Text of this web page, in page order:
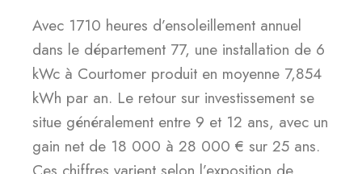
Avec 1710 heures d’ensoleillement annuel
dans le département 77, une installation de 6
kWc à Courtomer produit en moyenne 7,854
kWh par an. Le retour sur investissement se
situe généralement entre 9 et 12 ans, avec un
gain net de 18 000 à 28 000 € sur 25 ans.